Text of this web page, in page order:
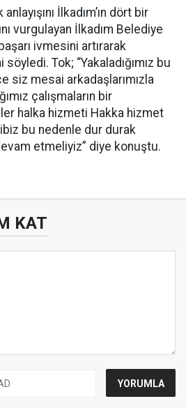
İlkadım’ın dört bir
vurgulayan İlkadım Belediye
ivmesini artırarak
Tok; “Yakaladığımız bu
siz mesai arkadaşlarımızla
çalışmaların bir
halka hizmeti Hakka hizmet
bu nedenle dur durak
etmeliyiz” diye konuştu.
KAT